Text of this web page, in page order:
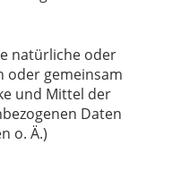
natürliche oder
oder gemeinsam
und Mittel der
Daten
o. Ä.)